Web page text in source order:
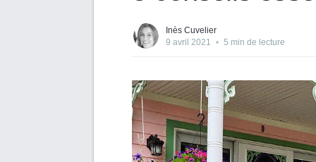
Inès Cuvelier
9 avril 2021 • 5 min de lecture